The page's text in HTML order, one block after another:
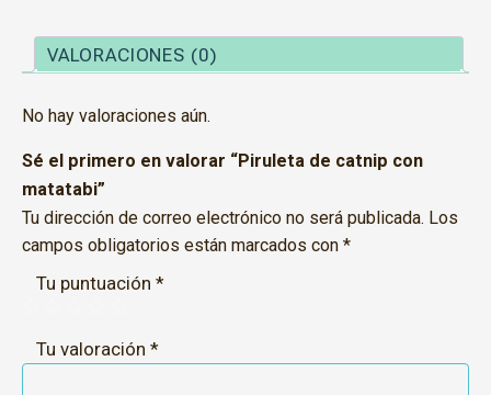
VALORACIONES (0)
No hay valoraciones aún.
Sé el primero en valorar “Piruleta de catnip con
matatabi”
Tu dirección de correo electrónico no será publicada. Los
campos obligatorios están marcados con *
Tu puntuación *
Tu valoración *